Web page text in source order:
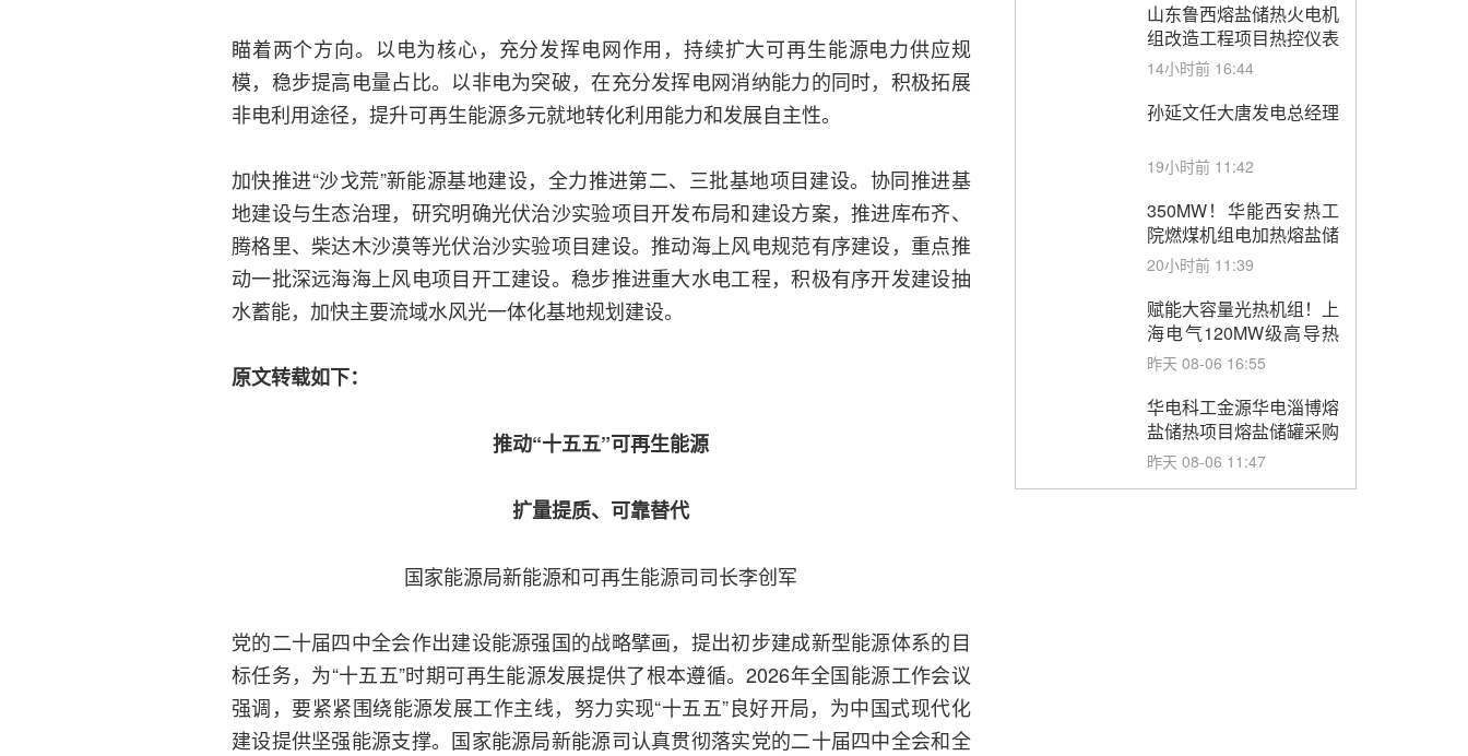
瞄着两个方向。以电为核心，充分发挥电网作用，持续扩大可再生能源电力供应规
模，稳步提高电量占比。以非电为突破，在充分发挥电网消纳能力的同时，积极拓展
非电利用途径，提升可再生能源多元就地转化利用能力和发展自主性。
加快推进“沙戈荒”新能源基地建设，全力推进第二、三批基地项目建设。协同推进基
地建设与生态治理，研究明确光伏治沙实验项目开发布局和建设方案，推进库布齐、
腾格里、柴达木沙漠等光伏治沙实验项目建设。推动海上风电规范有序建设，重点推
动一批深远海海上风电项目开工建设。稳步推进重大水电工程，积极有序开发建设抽
水蓄能，加快主要流域水风光一体化基地规划建设。
原文转载如下：
推动“十五五”可再生能源
扩量提质、可靠替代
国家能源局新能源和可再生能源司司长李创军
党的二十届四中全会作出建设能源强国的战略擘画，提出初步建成新型能源体系的目
标任务，为“十五五”时期可再生能源发展提供了根本遵循。2026年全国能源工作会议
强调，要紧紧围绕能源发展工作主线，努力实现“十五五”良好开局，为中国式现代化
建设提供坚强能源支撑。国家能源局新能源司认真贯彻落实党的二十届四中全会和全
山东鲁西熔盐储热火电机
组改造工程项目热控仪表
成套设备采购
14小时前 16:44
孙延文任大唐发电总经理
19小时前 11:42
350MW！华能西安热工
院燃煤机组电加热熔盐储
能提升机组灵活性改造项
务采购
20小时前 11:39
赋能大容量光热机组！上
海电气120MW级高导热
空冷发电机通过型式试验
昨天 08-06 16:55
华电科工金源华电淄博熔
盐储热项目熔盐储罐采购
昨天 08-06 11:47